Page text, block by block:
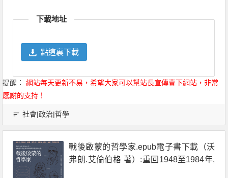
下載地址
點這裏下載
提醒：
網站每天更新不易，希望大家可以幫站長宣傳壹下網站，非常
感謝的支持！
社會|政治|哲學
戰後啟蒙的哲學家.epub電子書下載（沃
弗朗.艾倫伯格 著）:重回1948至1984年,